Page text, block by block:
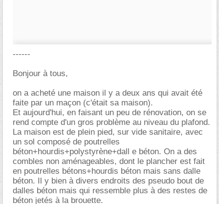
------
Bonjour à tous,
on a acheté une maison il y a deux ans qui avait été
faite par un maçon (c'était sa maison).
Et aujourd'hui, en faisant un peu de rénovation, on se
rend compte d'un gros problème au niveau du plafond.
La maison est de plein pied, sur vide sanitaire, avec
un sol composé de poutrelles
béton+hourdis+polystyrène+dall e béton. On a des
combles non aménageables, dont le plancher est fait
en poutrelles bétons+hourdis béton mais sans dalle
béton. Il y bien à divers endroits des pseudo bout de
dalles béton mais qui ressemble plus à des restes de
béton jetés à la brouette.